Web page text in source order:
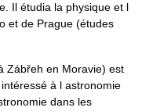
Il étudia la physique et l
et de Prague (études
Zábřeh en Moravie) est
à l astronomie
dans les